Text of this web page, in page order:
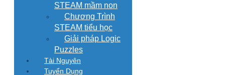
STEAM mầm non
Chương Trình
STEAM tiểu học
Giải pháp Logic
Puzzles
Tài Nguyên
Tuyển Dụng